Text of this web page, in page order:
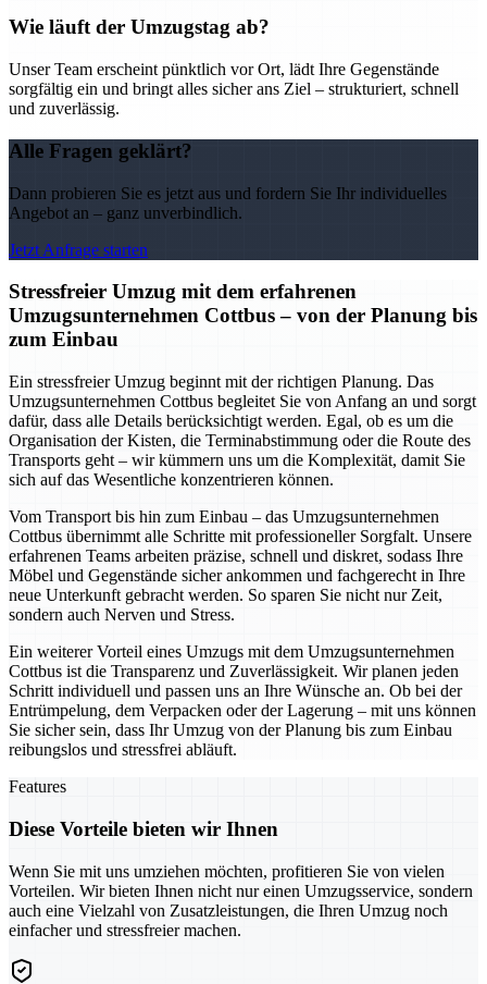
Wie läuft der Umzugstag ab?
Unser Team erscheint pünktlich vor Ort, lädt Ihre Gegenstände
sorgfältig ein und bringt alles sicher ans Ziel – strukturiert, schnell
und zuverlässig.
Alle Fragen geklärt?
Dann probieren Sie es jetzt aus und fordern Sie Ihr individuelles
Angebot an – ganz unverbindlich.
Jetzt Anfrage starten
Stressfreier Umzug mit dem erfahrenen
Umzugsunternehmen Cottbus – von der Planung bis
zum Einbau
Ein stressfreier Umzug beginnt mit der richtigen Planung. Das
Umzugsunternehmen Cottbus begleitet Sie von Anfang an und sorgt
dafür, dass alle Details berücksichtigt werden. Egal, ob es um die
Organisation der Kisten, die Terminabstimmung oder die Route des
Transports geht – wir kümmern uns um die Komplexität, damit Sie
sich auf das Wesentliche konzentrieren können.
Vom Transport bis hin zum Einbau – das Umzugsunternehmen
Cottbus übernimmt alle Schritte mit professioneller Sorgfalt. Unsere
erfahrenen Teams arbeiten präzise, schnell und diskret, sodass Ihre
Möbel und Gegenstände sicher ankommen und fachgerecht in Ihre
neue Unterkunft gebracht werden. So sparen Sie nicht nur Zeit,
sondern auch Nerven und Stress.
Ein weiterer Vorteil eines Umzugs mit dem Umzugsunternehmen
Cottbus ist die Transparenz und Zuverlässigkeit. Wir planen jeden
Schritt individuell und passen uns an Ihre Wünsche an. Ob bei der
Entrümpelung, dem Verpacken oder der Lagerung – mit uns können
Sie sicher sein, dass Ihr Umzug von der Planung bis zum Einbau
reibungslos und stressfrei abläuft.
Features
Diese Vorteile bieten wir Ihnen
Wenn Sie mit uns umziehen möchten, profitieren Sie von vielen
Vorteilen. Wir bieten Ihnen nicht nur einen Umzugsservice, sondern
auch eine Vielzahl von Zusatzleistungen, die Ihren Umzug noch
einfacher und stressfreier machen.